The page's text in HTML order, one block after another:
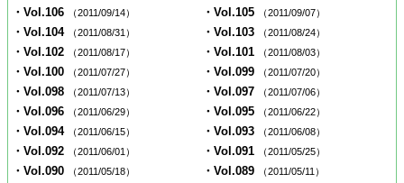
・Vol.106 （2011/09/14） ・Vol.105 （2011/09/07）
・Vol.104 （2011/08/31） ・Vol.103 （2011/08/24）
・Vol.102 （2011/08/17） ・Vol.101 （2011/08/03）
・Vol.100 （2011/07/27） ・Vol.099 （2011/07/20）
・Vol.098 （2011/07/13） ・Vol.097 （2011/07/06）
・Vol.096 （2011/06/29） ・Vol.095 （2011/06/22）
・Vol.094 （2011/06/15） ・Vol.093 （2011/06/08）
・Vol.092 （2011/06/01） ・Vol.091 （2011/05/25）
・Vol.090 （2011/05/18） ・Vol.089 （2011/05/11）